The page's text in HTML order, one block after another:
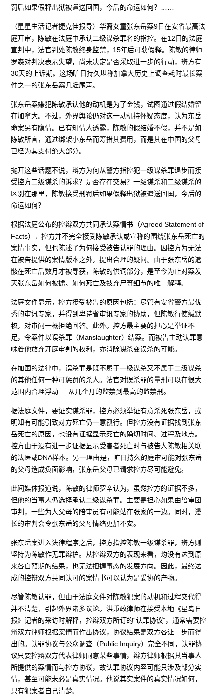
罚后如果假释出狱被遣送回国，今后的命运如何？……
（星星生活记者捷克佳报导）华裔女童张东岳案9日在安省最高法
庭开审，陈敏在法庭中承认二级谋杀罪名的指控。在12日的法庭
宣判中，法官判处陈敏终身监禁，15年后可获假释。陈敏的律师
罗森对判决表示失望，尚未决定是否采取进一步的行动，辨方有
30天的上诉期。这场旷日持久堪称加拿大历史上调查耗时最长案
件之一的张东岳案几近尾声。
张东岳案嫌犯陈敏承认他的动机是为了金钱，试图通过假结婚留
在加拿大。不过，外界舆论仍对这一动机持怀疑态度，认为东岳
命案另有隐情。已有知情人透露，陈敏的假结婚不假，并不是如
陈敏所言，通过绑架小东岳而筹措其费用，而是其在中国的父母
已经为其支付绝大部分。
抛开这些话题不说，辩方为何从警方指控犯一级谋杀罪退步而接
受控方二级谋杀的诉求？是否存在交易？一级谋杀和二级谋杀的
区别在那里，陈敏接受刑罚后如果假释出狱被遣送回国，今后的
命运如何？
根据法庭公布的控辩双方共同承认案情书（Agreed Statement of
Facts），控方并不完全接受陈敏承认或宣称的围绕张东岳死亡的
案情事实，但也陈述了为何接受被告认罪的理由。因控方为无法
在被告提供的案情版本之外，提出合理的疑问。由于张东岳的遗
骸在死亡后数月才被寻获，陈敏的供词部分，是至今为止对案发
天张东岳如何被掳、如何死亡及被弃尸等细节的唯一解释。
法庭文件显示，控方接受被告的原因包括：尽管有安省警方最优
秀的审讯专家，并得到卑诗省审讯专家的协助，但陈敏行使缄默
权，对审问一概拒绝回答。此外。控方最主要的担心是举证不
足，令案件以误杀罪（Manslaughter）结案。而被告主动认罪意
味着他放弃开庭审判的权利，亦消除谋杀变误杀的可能。
在加国的法律中，误杀罪是既不属于一级谋杀又不属于二级谋杀
的其他任何一种可惩罚的杀人。法官对误杀罪的量刑可以在很大
范围内合理浮动──从几个月的监禁到最高的监禁刑。
据法庭文件，要证实谋杀罪，控方必须举证有意杀死张东岳，或
明知有可能引致对方死亡仍一意孤行。但控方没有证据找到张东
岳死亡的原因，也没有证据显示死亡的确切时间、过程及地点。
控方由于没有进一步证据显示受害者死亡时与被告人陈敏相关联
的法医或DNA样本。另一理由是，旷日持久的庭审可能对张东岳
的父母造成负面影响，张东岳父母已请求控方尽可能避免。
此间媒体报道说，陈敏的律师罗辛认为，虽然控方的证据不多，
但他的当事人仍选择承认二级谋杀罪。主要是担心如果由陪审团
审判，一些为人父母的陪审员有可能站在张家的一边。同时，漫
长的审判会令张东岳的父母情绪更加不安。
张东岳案进入法律程序之后，控方指控陈敏一级谋杀罪，辨方则
坚持为陈敏作无罪辩护。从控辩双方的表现来看，均没有达到原
来各自预期的结果，也无法把握事态的发展方向。因此，最终达
成的控辩双方共同认可的案情书可以认为是妥协的产物。
尽管陈敏认罪，但由于法庭文件对陈敏犯案的动机和过程交代得
并不清楚，引起外界诸多议论。洪秉政律师在接受本地《星岛日
报》记者的采访时解释，控辩双方所订的“认罪协议”，通常需要控
辩双方律师根据案情而作出协议，协议结果是双方各让一步而得
出的。认罪协议与公众调查（Public Inquiry）完全不同，认罪协
议只要控辩双方代表律师同意某些事情，辩方律师根据其当事人
所提供的案情而与控方协议，故认罪协议内容可能只涉及部分实
情，甚至可能未必是真实情况。他说其实案件的真实情况如何，
只有犯案者自己清楚。